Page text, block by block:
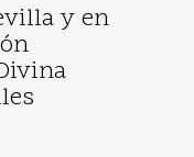
y en